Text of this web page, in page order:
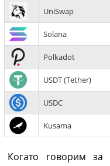
UniSwap
Solana
Polkadot
USDT (Tether)
USDC
Kusama
Когато говорим за